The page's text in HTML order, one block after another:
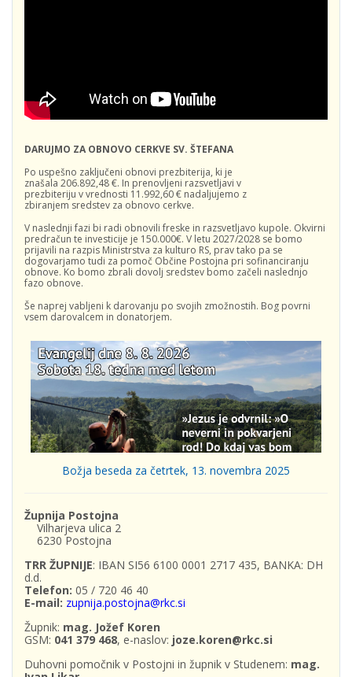
DARUJMO ZA OBNOVO CERKVE SV. ŠTEFANA
Po uspešno zaključeni obnovi prezbiterija, ki je
znašala 206.892,48 €. In prenovljeni razsvetljavi v
prezbiteriju v vrednosti 11.992,60 € nadaljujemo z
zbiranjem sredstev za obnovo cerkve.
V naslednji fazi bi radi obnovili freske in razsvetljavo kupole. Okvirni
predračun te investicije je 150.000€. V letu 2027/2028 se bomo
prijavili na razpis Ministrstva za kulturo RS, prav tako pa se
dogovarjamo tudi za pomoč Občine Postojna pri sofinanciranju
obnove. Ko bomo zbrali dovolj sredstev bomo začeli naslednjo
fazo obnove.
Še naprej vabljeni k darovanju po svojih zmožnostih. Bog povrni
vsem darovalcem in donatorjem.
Božja beseda za četrtek, 13. novembra 2025
Župnija Postojna
Vilharjeva ulica 2
6230 Postojna
TRR ŽUPNIJE: IBAN SI56 6100 0001 2717 435, BANKA: DH
d.d.
Telefon: 05 / 720 46 40
E-mail: zupnija.postojna@rkc.si
Župnik: mag. Jožef Koren
GSM: 041 379 468, e-naslov: joze.koren@rkc.si
Duhovni pomočnik v Postojni in župnik v Studenem: mag.